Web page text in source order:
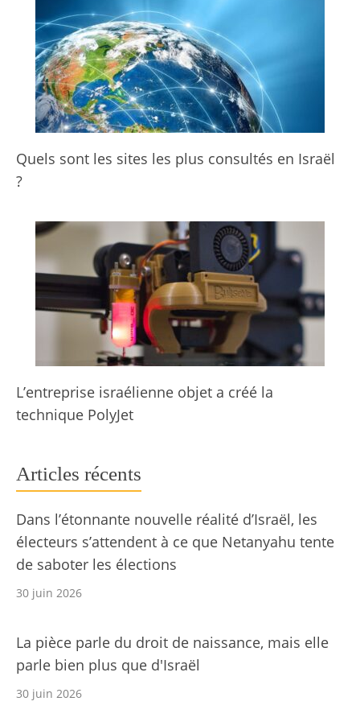
Quels sont les sites les plus consultés en Israël
?
L’entreprise israélienne objet a créé la
technique PolyJet
Articles récents
Dans l’étonnante nouvelle réalité d’Israël, les
électeurs s’attendent à ce que Netanyahu tente
de saboter les élections
30 juin 2026
La pièce parle du droit de naissance, mais elle
parle bien plus que d'Israël
30 juin 2026